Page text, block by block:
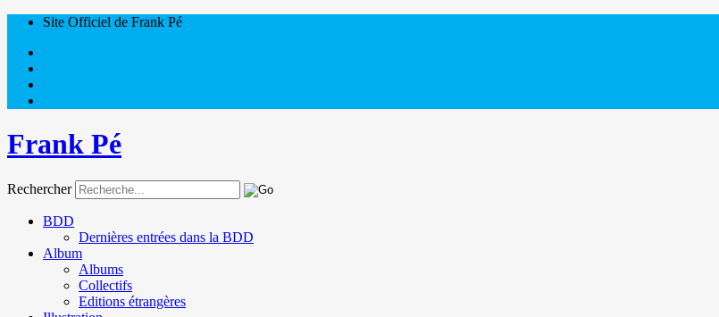
Site Officiel de Frank Pé
Frank Pé
Rechercher
BDD
Dernières entrées dans la BDD
Album
Albums
Collectifs
Editions étrangères